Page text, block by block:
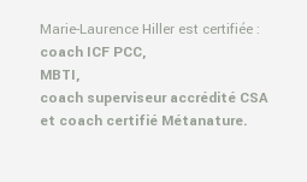
Marie-Laurence Hiller est certifiée :
coach ICF PCC,
MBTI,
coach superviseur accrédité CSA
et coach certifié Métanature.